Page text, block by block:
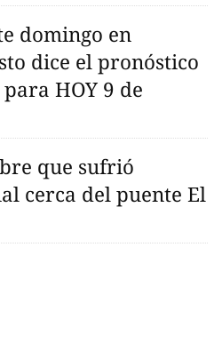
domingo en
dice el pronóstico
HOY 9 de
que sufrió
cerca del puente El